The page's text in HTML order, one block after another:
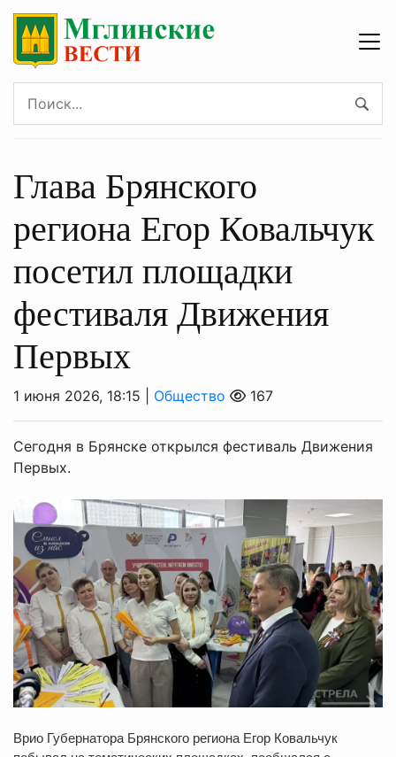
Глава Брянского
региона Егор Ковальчук
посетил площадки
фестиваля Движения
Первых
1 июня 2026, 18:15 | Общество 167
Сегодня в Брянске открылся фестиваль Движения
Первых.
Врио Губернатора Брянского региона Егор Ковальчук